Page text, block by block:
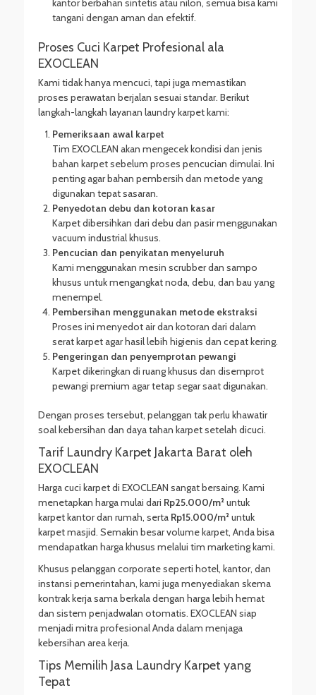
kantor berbahan sintetis atau nilon, semua bisa kami
tangani dengan aman dan efektif.
Proses Cuci Karpet Profesional ala
EXOCLEAN
Kami tidak hanya mencuci, tapi juga memastikan
proses perawatan berjalan sesuai standar. Berikut
langkah-langkah layanan laundry karpet kami:
Pemeriksaan awal karpet
Tim EXOCLEAN akan mengecek kondisi dan jenis
bahan karpet sebelum proses pencucian dimulai. Ini
penting agar bahan pembersih dan metode yang
digunakan tepat sasaran.
Penyedotan debu dan kotoran kasar
Karpet dibersihkan dari debu dan pasir menggunakan
vacuum industrial khusus.
Pencucian dan penyikatan menyeluruh
Kami menggunakan mesin scrubber dan sampo
khusus untuk mengangkat noda, debu, dan bau yang
menempel.
Pembersihan menggunakan metode ekstraksi
Proses ini menyedot air dan kotoran dari dalam
serat karpet agar hasil lebih higienis dan cepat kering.
Pengeringan dan penyemprotan pewangi
Karpet dikeringkan di ruang khusus dan disemprot
pewangi premium agar tetap segar saat digunakan.
Dengan proses tersebut, pelanggan tak perlu khawatir
soal kebersihan dan daya tahan karpet setelah dicuci.
Tarif Laundry Karpet Jakarta Barat oleh
EXOCLEAN
Harga cuci karpet di EXOCLEAN sangat bersaing. Kami
menetapkan harga mulai dari Rp25.000/m²untuk
karpet kantor dan rumah, serta Rp15.000/m²untuk
karpet masjid. Semakin besar volume karpet, Anda bisa
mendapatkan harga khusus melalui tim marketing kami.
Khusus pelanggan corporate seperti hotel, kantor, dan
instansi pemerintahan, kami juga menyediakan skema
kontrak kerja sama berkala dengan harga lebih hemat
dan sistem penjadwalan otomatis. EXOCLEAN siap
menjadi mitra profesional Anda dalam menjaga
kebersihan area kerja.
Tips Memilih Jasa Laundry Karpet yang
Tepat